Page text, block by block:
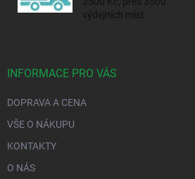
výdejních míst
INFORMACE PRO VÁS
DOPRAVA A CENA
VŠE O NÁKUPU
KONTAKTY
O NÁS